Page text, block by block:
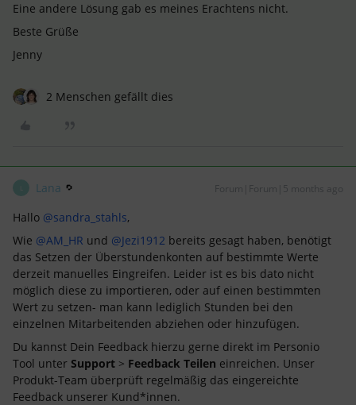
Eine andere Lösung gab es meines Erachtens nicht.
Beste Grüße
Jenny
2 Menschen gefällt dies
Lana Forum|Forum|5 months ago
Hallo ​ @sandra_stahls,
Wie ​ @AM_HR und ​ @Jezi1912 bereits gesagt haben, benötigt
das Setzen der Überstundenkonten auf bestimmte Werte
derzeit manuelles Eingreifen. Leider ist es bis dato nicht
möglich diese zu importieren, oder auf einen bestimmten
Wert zu setzen- man kann lediglich Stunden bei den
einzelnen Mitarbeitenden abziehen oder hinzufügen.
Du kannst Dein Feedback hierzu gerne direkt im Personio
Tool unter Support > Feedback Teilen einreichen. Unser
Produkt-Team überprüft regelmäßig das eingereichte
Feedback unserer Kund*innen.